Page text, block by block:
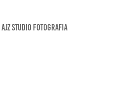
ajz studio fotografia